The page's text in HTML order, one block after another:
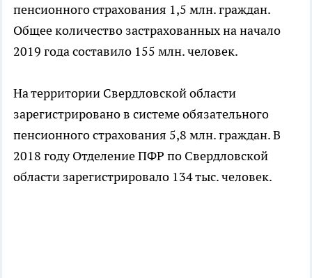
пенсионного страхования 1,5 млн. граждан.
Общее количество застрахованных на начало
2019 года составило 155 млн. человек.
На территории Свердловской области
зарегистрировано в системе обязательного
пенсионного страхования 5,8 млн. граждан. В
2018 году Отделение ПФР по Свердловской
области зарегистрировало 134 тыс. человек.